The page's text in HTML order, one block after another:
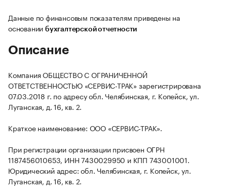
Данные по финансовым показателям приведены на
основании бухгалтерской отчетности
Описание
Компания ОБЩЕСТВО С ОГРАНИЧЕННОЙ
ОТВЕТСТВЕННОСТЬЮ «СЕРВИС-ТРАК» зарегистрирована
07.03.2018 г. по адресу обл. Челябинская, г. Копейск, ул.
Луганская, д. 16, кв. 2.
Краткое наименование: ООО «СЕРВИС-ТРАК».
При регистрации организации присвоен ОГРН
1187456010653, ИНН 7430029950 и КПП 743001001.
Юридический адрес: обл. Челябинская, г. Копейск, ул.
Луганская, д. 16, кв. 2.